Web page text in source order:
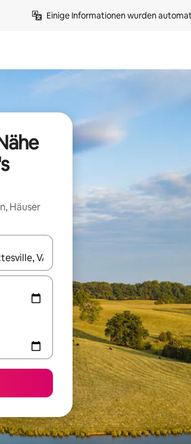
Einige Informationen wurden
Häuser
mit den Pfeiltasten nach oben und unten